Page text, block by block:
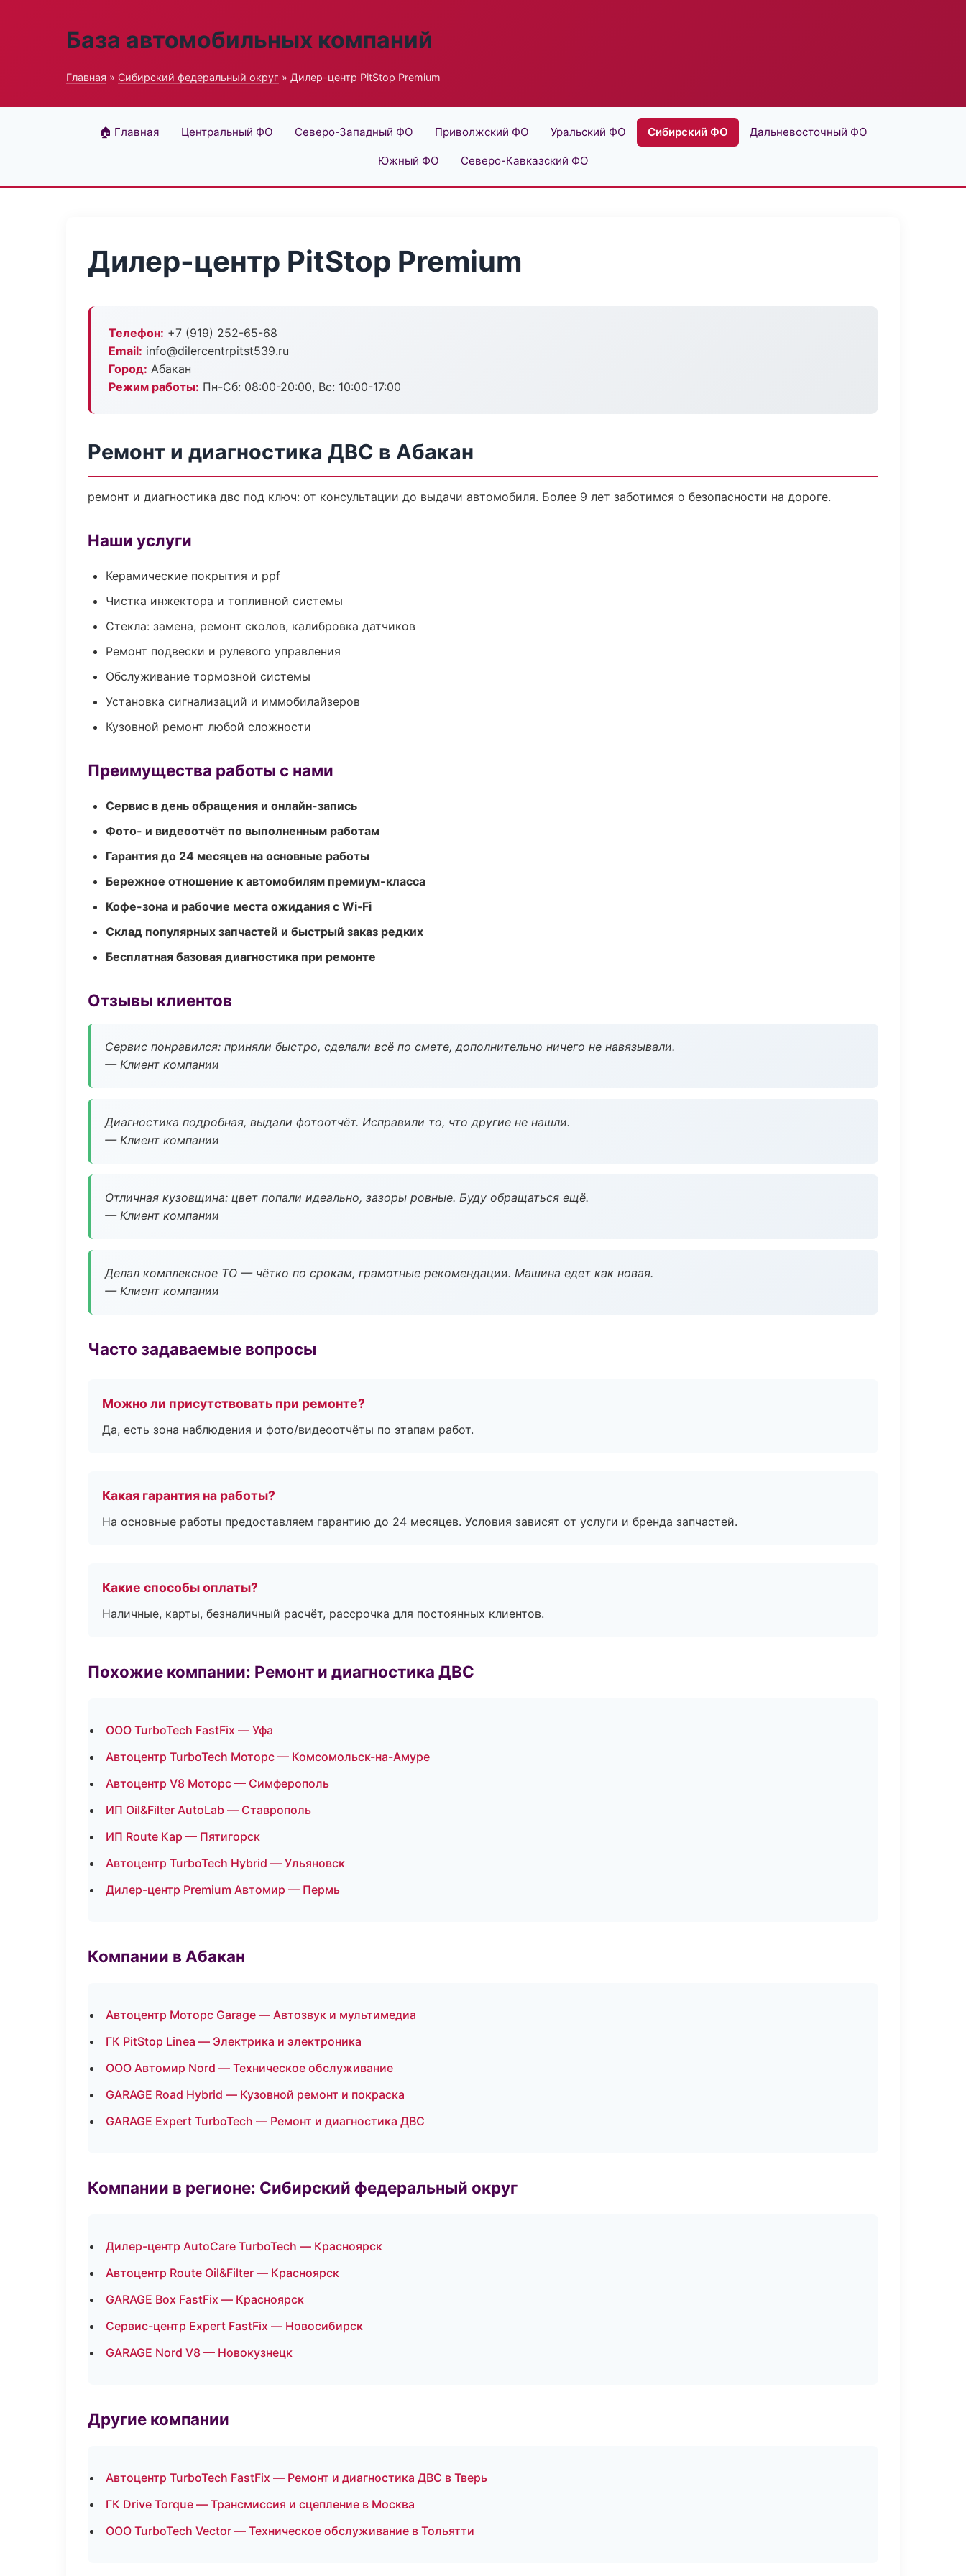
База автомобильных компаний
Главная » Сибирский федеральный округ » Дилер-центр PitStop Premium
🏠 Главная Центральный ФО Северо-Западный ФО Приволжский ФО Уральский ФО Сибирский ФО Дальневосточный ФО
Южный ФО Северо-Кавказский ФО
Дилер-центр PitStop Premium
Телефон: +7 (919) 252-65-68
Email: info@dilercentrpitst539.ru
Город: Абакан
Режим работы: Пн-Сб: 08:00-20:00, Вс: 10:00-17:00
Ремонт и диагностика ДВС в Абакан
ремонт и диагностика двс под ключ: от консультации до выдачи автомобиля. Более 9 лет заботимся о безопасности на дороге.
Наши услуги
Керамические покрытия и ppf
Чистка инжектора и топливной системы
Стекла: замена, ремонт сколов, калибровка датчиков
Ремонт подвески и рулевого управления
Обслуживание тормозной системы
Установка сигнализаций и иммобилайзеров
Кузовной ремонт любой сложности
Преимущества работы с нами
Сервис в день обращения и онлайн-запись
Фото- и видеоотчёт по выполненным работам
Гарантия до 24 месяцев на основные работы
Бережное отношение к автомобилям премиум-класса
Кофе-зона и рабочие места ожидания с Wi‑Fi
Склад популярных запчастей и быстрый заказ редких
Бесплатная базовая диагностика при ремонте
Отзывы клиентов
Сервис понравился: приняли быстро, сделали всё по смете, дополнительно ничего не навязывали.
— Клиент компании
Диагностика подробная, выдали фотоотчёт. Исправили то, что другие не нашли.
— Клиент компании
Отличная кузовщина: цвет попали идеально, зазоры ровные. Буду обращаться ещё.
— Клиент компании
Делал комплексное ТО — чётко по срокам, грамотные рекомендации. Машина едет как новая.
— Клиент компании
Часто задаваемые вопросы
Можно ли присутствовать при ремонте?
Да, есть зона наблюдения и фото/видеоотчёты по этапам работ.
Какая гарантия на работы?
На основные работы предоставляем гарантию до 24 месяцев. Условия зависят от услуги и бренда запчастей.
Какие способы оплаты?
Наличные, карты, безналичный расчёт, рассрочка для постоянных клиентов.
Похожие компании: Ремонт и диагностика ДВС
ООО TurboTech FastFix — Уфа
Автоцентр TurboTech Моторс — Комсомольск-на-Амуре
Автоцентр V8 Моторс — Симферополь
ИП Oil&Filter AutoLab — Ставрополь
ИП Route Кар — Пятигорск
Автоцентр TurboTech Hybrid — Ульяновск
Дилер-центр Premium Автомир — Пермь
Компании в Абакан
Автоцентр Моторс Garage — Автозвук и мультимедиа
ГК PitStop Linea — Электрика и электроника
ООО Автомир Nord — Техническое обслуживание
GARAGE Road Hybrid — Кузовной ремонт и покраска
GARAGE Expert TurboTech — Ремонт и диагностика ДВС
Компании в регионе: Сибирский федеральный округ
Дилер-центр AutoCare TurboTech — Красноярск
Автоцентр Route Oil&Filter — Красноярск
GARAGE Box FastFix — Красноярск
Сервис-центр Expert FastFix — Новосибирск
GARAGE Nord V8 — Новокузнецк
Другие компании
Автоцентр TurboTech FastFix — Ремонт и диагностика ДВС в Тверь
ГК Drive Torque — Трансмиссия и сцепление в Москва
ООО TurboTech Vector — Техническое обслуживание в Тольятти